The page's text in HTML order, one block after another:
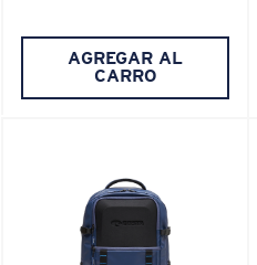
AGREGAR AL
CARRO